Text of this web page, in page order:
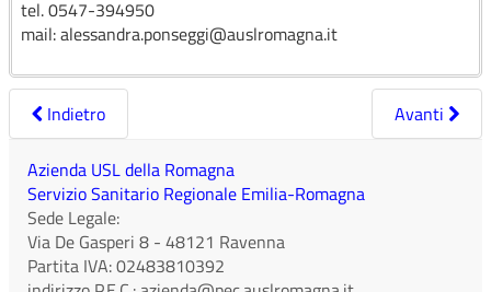
tel. 0547-394950
mail: alessandra.ponseggi@auslromagna.it
Indietro Avanti
Azienda USL della Romagna
Servizio Sanitario Regionale Emilia-Romagna
Sede Legale:
Via De Gasperi 8 - 48121 Ravenna
Partita IVA:02483810392